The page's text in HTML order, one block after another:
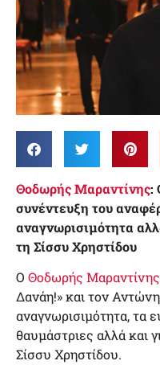
Θοδωρής Μαραντίνης:
συνέντευξη του
αναγνωρισιμότητα
τη Σίσσυ Χρηστίδου
Ο Θοδωρής Μαραντίνης
Δανάη!» και τον
αναγνωρισιμότητα, τα
θαυμάστριες αλλά και
Σίσσυ Χρηστίδου.